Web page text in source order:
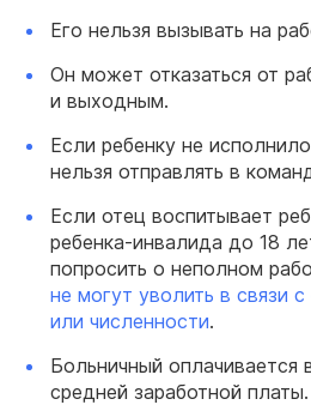
Его нельзя вызывать на
Он может отказаться от
и выходным.
Если ребенку не
нельзя отправлять в
Если отец воспитывает
ребенка-инвалида до 18
попросить о неполном
не могут уволить в связи
или численности.
Больничный оплачивается
средней заработной платы.